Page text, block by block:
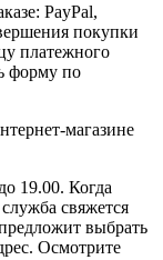
PayPal,
покупки
платежного
форму по
магазине
19.00. Когда
свяжется
выбрать
Осмотрите